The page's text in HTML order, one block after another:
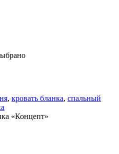
, кровать бланка, спальный
«Концепт»